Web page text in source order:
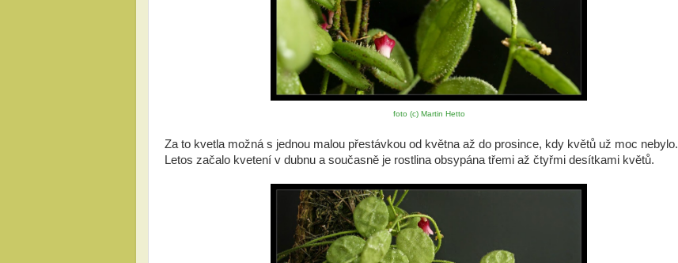
foto (c) Martin Hetto
Za to kvetla možná s jednou malou přestávkou od května až do prosince, kdy květů už moc nebylo.
Letos začalo kvetení v dubnu a současně je rostlina obsypána třemi až čtyřmi desítkami květů.